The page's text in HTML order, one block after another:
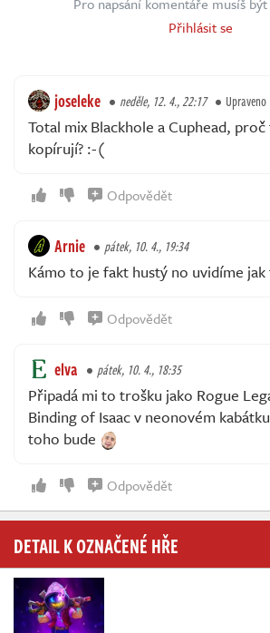
Přihlásit se
joseleke neděle, 12. 4., 22:17 Upraveno
Total mix Blackhole a Cuphead,
kopírují? :-(
Odpovědět
Arnie pátek, 10. 4., 19:34
Kámo to je fakt hustý no uvidíme
Odpovědět
elva pátek, 10. 4., 18:35
Připadá mi to trošku jako Rogue
Binding of Isaac v neonovém
toho bude
Odpovědět
DETAIL K OZNAČENÉ HŘE